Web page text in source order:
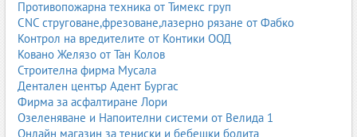
Противопожарна техника от Тимекс груп
CNC струговане,фрезоване,лазерно рязане от Фабко
Контрол на вредителите от Контики ООД
Ковано Желязо от Тан Колов
Строителна фирма Мусала
Дентален център Адент Бургас
Фирма за асфалтиране Лори
Озеленяване и Напоителни системи от Велида 1
Онлайн магазин за тениски и бебешки бодита